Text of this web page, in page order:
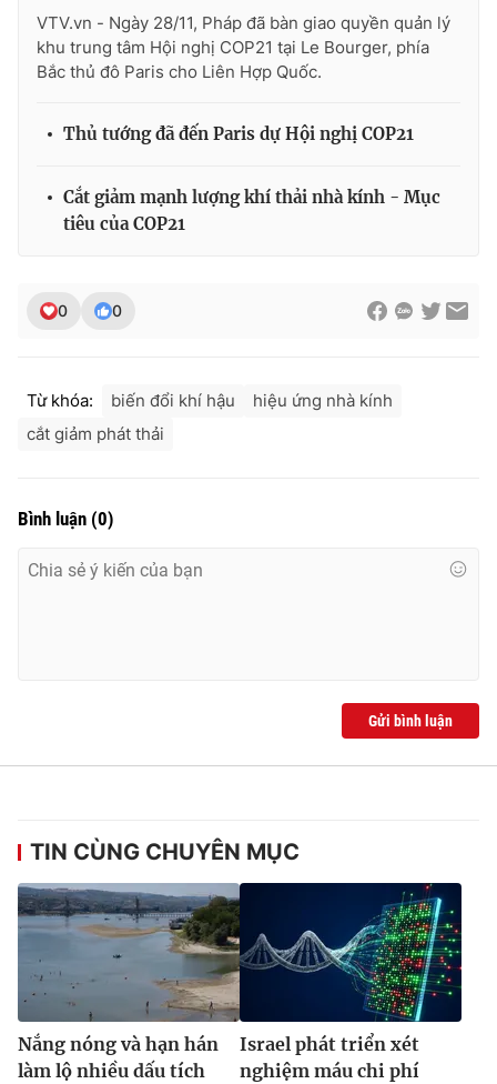
VTV.vn - Ngày 28/11, Pháp đã bàn giao quyền quản lý
khu trung tâm Hội nghị COP21 tại Le Bourger, phía
Bắc thủ đô Paris cho Liên Hợp Quốc.
Thủ tướng đã đến Paris dự Hội nghị COP21
Cắt giảm mạnh lượng khí thải nhà kính - Mục
tiêu của COP21
0 0
Từ khóa: biến đổi khí hậu
hiệu ứng nhà kính
cắt giảm phát thải
Bình luận (0)
Gửi bình luận
TIN CÙNG CHUYÊN MỤC
Nắng nóng và hạn hán
làm lộ nhiều dấu tích
Israel phát triển xét
nghiệm máu chi phí